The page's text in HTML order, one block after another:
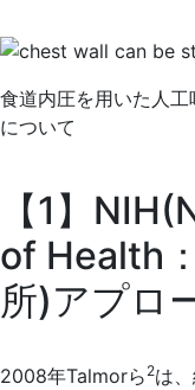
食道内圧を用いた人
について
【1】
of Health
所)アプロ
2008年Talmorら 2は